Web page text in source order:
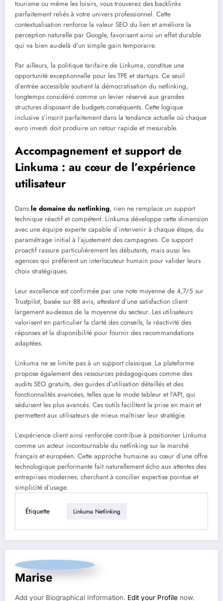
tourisme ou même les loisirs, vous trouverez des backlinks
parfaitement reliés à votre univers professionnel. Cette
contextualisation renforce la valeur SEO du lien et améliore la
perception naturelle par Google, favorisant ainsi un effet durable
qui va bien au-delà d’un simple gain temporaire.
Par ailleurs, la politique tarifaire de Linkuma, constitue une
opportunité exceptionnelle pour les TPE et startups. Ce seuil
d’entrée accessible soutient la démocratisation du netlinking,
longtemps considéré comme un levier réservé aux grandes
structures disposant de budgets conséquents. Cette logique
inclusive s’inscrit parfaitement dans la tendance actuelle où chaque
euro investi doit produire un retour rapide et mesurable.
Accompagnement et support de
Linkuma : au cœur de l’expérience
utilisateur
Dans le domaine du netlinking, rien ne remplace un support
technique réactif et compétent. Linkuma développe cette dimension
avec une équipe experte capable d’intervenir à chaque étape, du
paramétrage initial à l’ajustement des campagnes. Ce support
proactif rassure particulièrement les débutants, mais aussi les
agences qui préfèrent un interlocuteur humain pour valider leurs
choix stratégiques.
Leur excellence est confirmée par une note moyenne de 4,7/5 sur
Trustpilot, basée sur 88 avis, attestant d’une satisfaction client
largement au-dessus de la moyenne du secteur. Les utilisateurs
valorisent en particulier la clarté des conseils, la réactivité des
réponses et la disponibilité pour fournir des recommandations
adaptées.
Linkuma ne se limite pas à un support classique. La plateforme
propose également des ressources pédagogiques comme des
audits SEO gratuits, des guides d’utilisation détaillés et des
fonctionnalités avancées, telles que le mode tableur et l’API, qui
séduisent les plus avancés. Ces outils facilitent la prise en main et
permettent aux utilisateurs de mieux maîtriser leur stratégie.
L’expérience client ainsi renforcée contribue à positionner Linkuma
comme un acteur incontournable du netlinking sur le marché
français et européen. Cette approche humaine au cœur d’une offre
technologique performante fait naturellement écho aux attentes des
entreprises modernes, cherchant à concilier expertise pointue et
simplicité d’usage.
Étiquette Linkuma Netlinking
Marise
Add your Biographical Information. Edit your Profile now.